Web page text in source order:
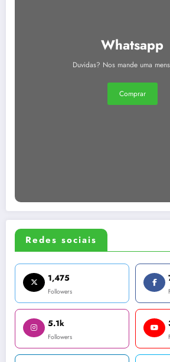
Whatsapp
Duvidas? Nos mande uma
Comprar
Redes sociais
1,475
Followers
5.1k
Followers